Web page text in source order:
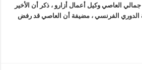
العاصي وكيل أعمال أزارو ، ذكر أن الأخير
الدوري الفرنسي ، مضيفة أن العاصي قد رفض